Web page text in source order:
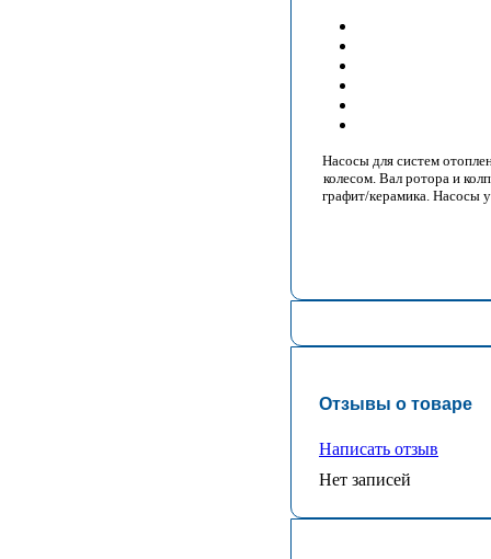
Насосы для систем
колесом. Вал ротора и
графит/керамика. Насосы
Отзывы о товаре
Написать отзыв
Нет записей